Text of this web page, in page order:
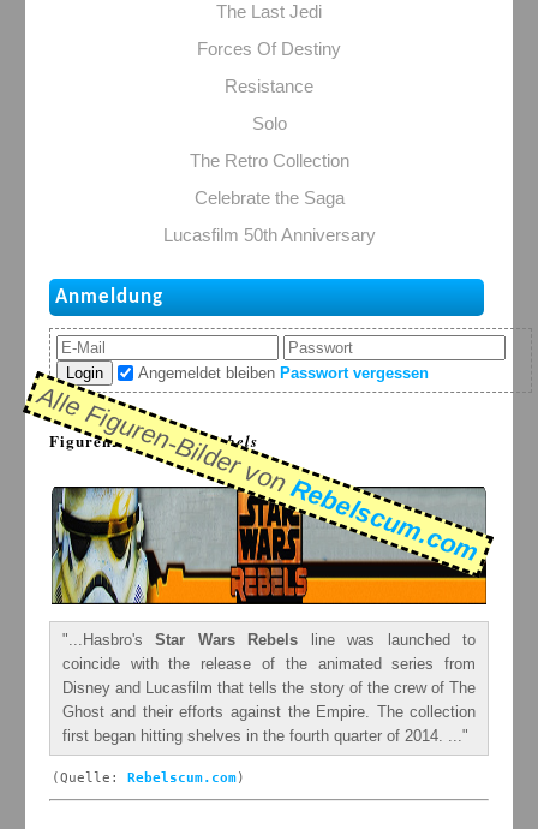
The Last Jedi
Forces Of Destiny
Resistance
Solo
The Retro Collection
Celebrate the Saga
Lucasfilm 50th Anniversary
Anmeldung
Login Angemeldet bleiben Passwort vergessen
FigurenDB > Serie:Rebels
Alle Figuren-Bilder von
Rebelscum.com
"...Hasbro'sStar Wars Rebels line was launched to
coincide with the release of the animated series from
Disney and Lucasfilm that tells the story of the crew of The
Ghost and their efforts against the Empire. The collection
first began hitting shelves in the fourth quarter of 2014. ..."
(Quelle: Rebelscum.com)